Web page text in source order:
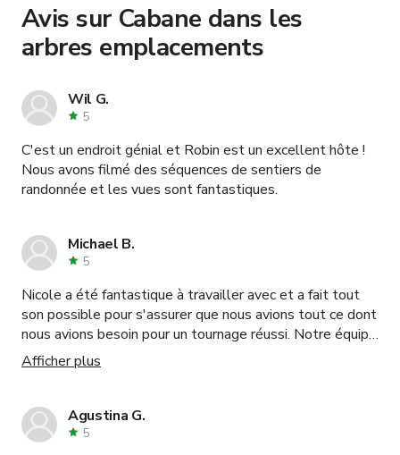
Avis sur Cabane dans les
arbres emplacements
Wil G.
5
C'est un endroit génial et Robin est un excellent hôte !
Nous avons filmé des séquences de sentiers de
randonnée et les vues sont fantastiques.
Michael B.
5
Nicole a été fantastique à travailler avec et a fait tout
son possible pour s'assurer que nous avions tout ce dont
nous avions besoin pour un tournage réussi. Notre équipe
n'a eu que des choses positives à dire sur le tournage
dans cette belle maison. Je réserverais ce lieu à nouveau
Afficher plus
Agustina G.
5